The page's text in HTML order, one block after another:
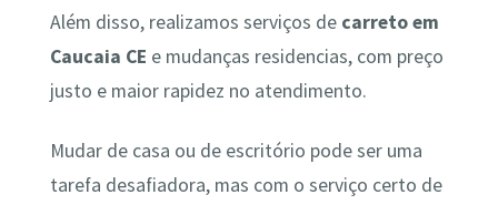
Além disso, realizamos serviços de carreto em
Caucaia CE e mudanças residencias, com preço
justo e maior rapidez no atendimento.
Mudar de casa ou de escritório pode ser uma
tarefa desafiadora, mas com o serviço certo de